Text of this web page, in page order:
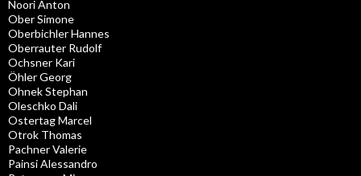
Noori Anton
Ober Simone
Oberbichler Hannes
Oberrauter Rudolf
Ochsner Kari
Öhler Georg
Ohnek Stephan
Oleschko Dali
Ostertag Marcel
Otrok Thomas
Pachner Valerie
Painsi Alessandro